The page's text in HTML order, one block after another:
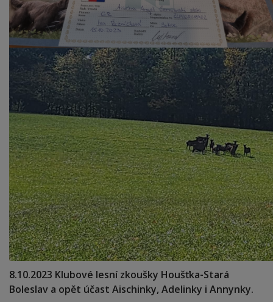
8.10.2023 Klubové lesní zkoušky Houšťka-Stará
Boleslav a opět účast Aischinky, Adelinky i Annynky.